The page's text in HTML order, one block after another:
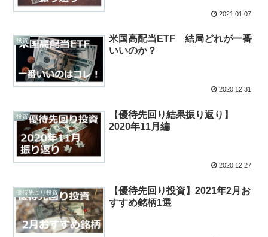
2021.01.07
投資
米国高配当ETF 結局どれが一番
いいのか？
2020.12.31
投資
【優待先回り結果振り返り】
2020年11月編
2020.12.27
優待先回り投資
【優待先回り投資】2021年2月お
すすめ銘柄1選